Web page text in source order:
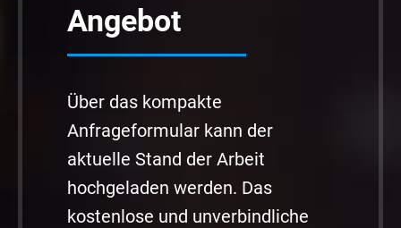
Angebot
Über das kompakte
Anfrageformular kann der
aktuelle Stand der Arbeit
hochgeladen werden. Das
kostenlose und unverbindliche